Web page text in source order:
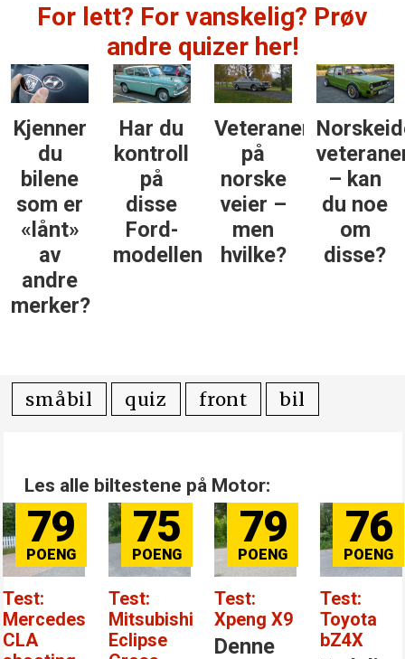
For lett? For vanskelig? Prøv
andre quizer her!
Kjenner
du
bilene
som er
«lånt»
av
andre
merker?
Har du
kontroll
på
disse
Ford-
modellene?
Veteraner
på
norske
veier –
men
hvilke?
– kan
du noe
om
disse?
småbil quiz front bil
Les alle biltestene på Motor:
79
Test:
Mercedes
CLA
75
Test:
Mitsubishi
Eclipse
79
Test:
Xpeng X9
Denne
76
Test:
Toyota
bZ4X